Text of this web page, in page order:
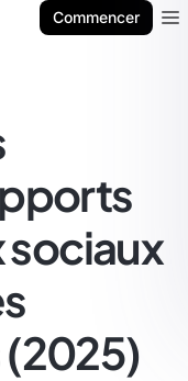
Commencer
sociaux